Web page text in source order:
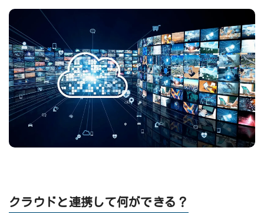
クラウドと連携して何ができる？